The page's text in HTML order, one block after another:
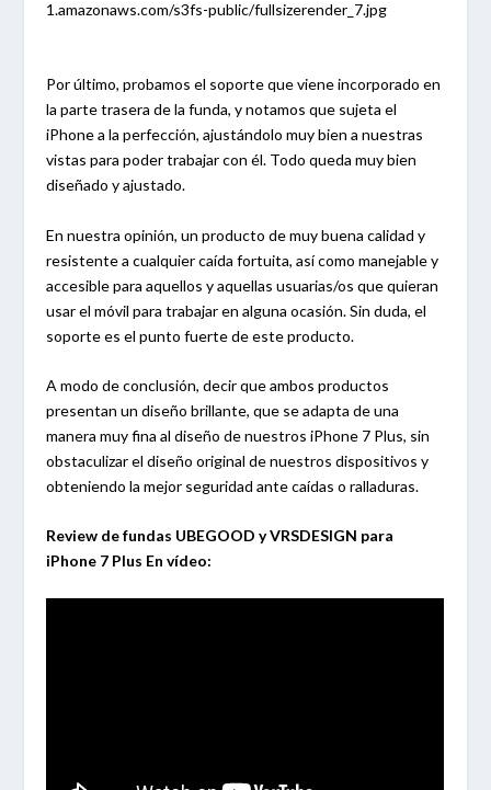
Por último, probamos el soporte que viene incorporado en
la parte trasera de la funda, y notamos que sujeta el
iPhone a la perfección, ajustándolo muy bien a nuestras
vistas para poder trabajar con él. Todo queda muy bien
diseñado y ajustado.
En nuestra opinión, un producto de muy buena calidad y
resistente a cualquier caída fortuita, así como manejable y
accesible para aquellos y aquellas usuarias/os que quieran
usar el móvil para trabajar en alguna ocasión. Sin duda, el
soporte es el punto fuerte de este producto.
A modo de conclusión, decir que ambos productos
presentan un diseño brillante, que se adapta de una
manera muy fina al diseño de nuestros iPhone 7 Plus, sin
obstaculizar el diseño original de nuestros dispositivos y
obteniendo la mejor seguridad ante caídas o ralladuras.
Review de fundas UBEGOOD y VRSDESIGN para
iPhone 7 Plus En vídeo: